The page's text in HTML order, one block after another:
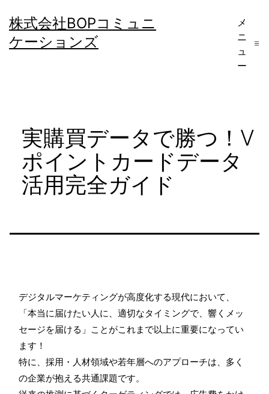
ン
テ
株式会社BOPコミュニ
ケーションズ
メ
ニ
ュ
ー
実購買データで勝つ！V
ポイントカードデータ
活用完全ガイド
デジタルマーケティングが高度化する現代において、
「本当に届けたい人に、適切なタイミングで、響くメッ
セージを届ける」ことがこれまで以上に重要になってい
ます！
特に、採用・人材領域や若年層へのアプローチは、多く
の企業が抱える共通課題です。